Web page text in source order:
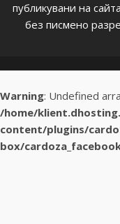
публикувани на
без писмено
Warning: Undefined
/home/
content/plugins/
box/